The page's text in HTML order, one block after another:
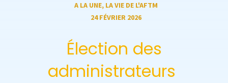
A LA UNE, LA VIE DE L'AFTM
24 FÉVRIER 2026
Élection des
administrateurs